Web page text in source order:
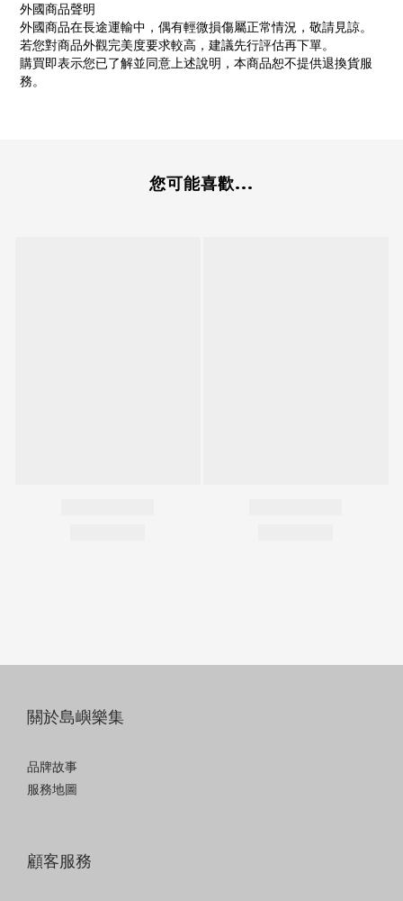
外國商品聲明
外國商品在長途運輸中，偶有輕微損傷屬正常情況，敬請見諒。
若您對商品外觀完美度要求較高，建議先行評估再下單。
購買即表示您已了解並同意上述說明，本商品恕不提供退換貨服
務。
您可能喜歡...
關於島嶼樂集
品牌故事
服務地圖
顧客服務